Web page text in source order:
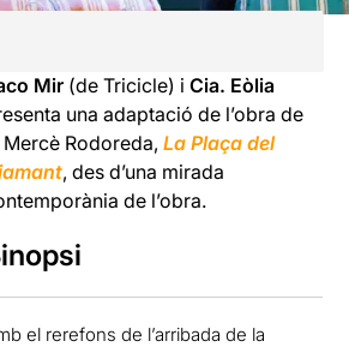
Mir (de Tricicle) iCia. Eòlia
una adaptació de l’obra de
Mercè Rodoreda,La Plaça del
, des d’una mirada
de l’obra.
el rerefons de l’arribada de la